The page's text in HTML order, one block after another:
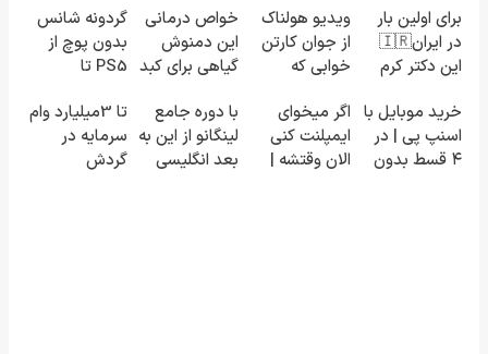
برای اولین بار
در ایران🇮🇷
این دکتر کرم
23 روزه
ساخت!
ویدیو هولناک
از جوان کارتن
خوابی که
آموزش رایگان
خواص درمانی
این دمنوش
گیاهی برای کبد
خبرید!
گردونه شانس
بدون پوچ از
PS5 تا
کوین 🔥
خرید موبایل با
اسنپ پی | در
۴ قسط بدون
اگر میخوای
ایمپلنت کنی
الان وقتشه |
با دوره جامع
لینگانو از این به
بعد انگلیسی
تا 3میلیارد وام
سرمایه در
گردش